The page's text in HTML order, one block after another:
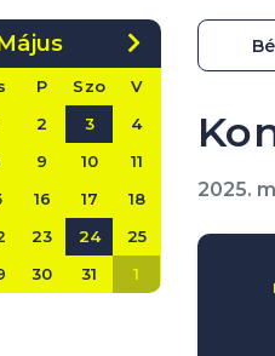
P Szo
V
2 3
4
9 10
11
16 17
18
23 24
25
30 31 1
2025.